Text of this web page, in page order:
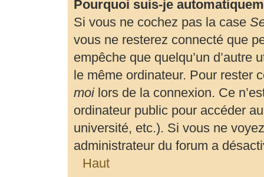
Pourquoi suis-je
Si vous ne cochez pas la case
vous ne resterez connecté que
empêche que quelqu’un
le même ordinateur. Pour rester
moilors de la connexion. Ce
ordinateur public pour accéder
université, etc.). Si vous ne
administrateur du forum a
Haut